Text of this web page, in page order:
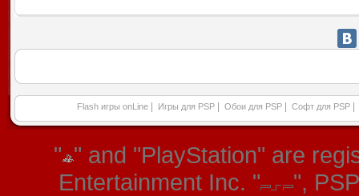
Flash игры onLine Игры для PSP Обои для PSP Софт для PSP
" " and "PlayStation" are
Entertainment Inc. "
",